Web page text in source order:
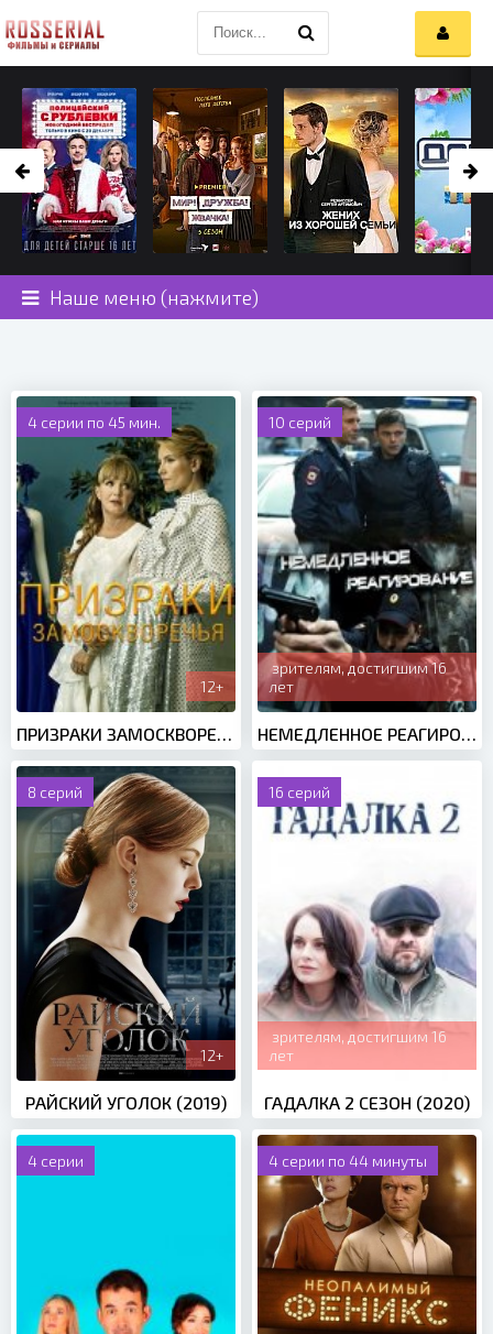
Наше меню (нажмите)
4 серии по 45 мин.
12+
10 серий
зрителям, достигшим 16
лет
8 серий
12+
РАЙСКИЙ УГОЛОК (2019)
16 серий
зрителям, достигшим 16
лет
ГАДАЛКА 2 СЕЗОН (2020)
4 серии 4 серии по 44 минуты